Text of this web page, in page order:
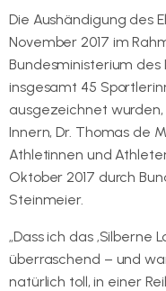
Die Aushändigung des
November 2017 im
Bundesministerium des
insgesamt 45
ausgezeichnet
Innern, Dr. Thomas de
Athletinnen und
Oktober 2017 durch
Steinmeier.
„Dass ich das
überraschend – und
natürlich toll, in einer